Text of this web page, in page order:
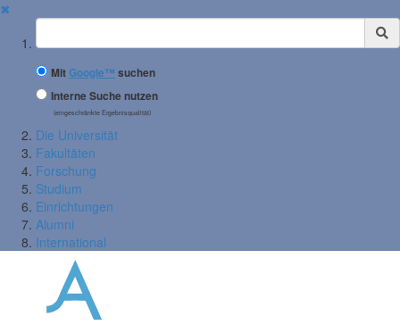
✖
Suchbegriff
MitGoogle™ suchen
Interne Suche nutzen
(eingeschränkte Ergebnisqualität)
Die Universität
Fakultäten
Forschung
Studium
Einrichtungen
Alumni
International